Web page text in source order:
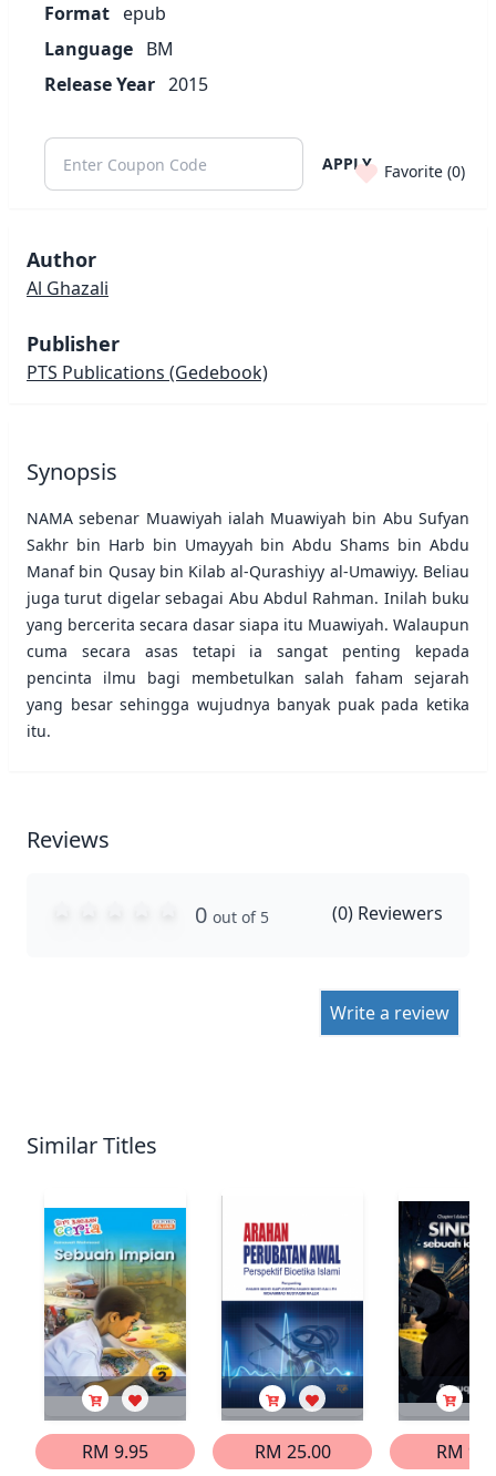
Format epub
Language BM
Release Year 2015
APPLY Favorite (0)
Author
Al Ghazali
Publisher
PTS Publications (Gedebook)
Synopsis
NAMA sebenar Muawiyah ialah Muawiyah bin Abu Sufyan
Sakhr bin Harb bin Umayyah bin Abdu Shams bin Abdu
Manaf bin Qusay bin Kilab al-Qurashiyy al-Umawiyy. Beliau
juga turut digelar sebagai Abu Abdul Rahman. Inilah buku
yang bercerita secara dasar siapa itu Muawiyah. Walaupun
cuma secara asas tetapi ia sangat penting kepada
pencinta ilmu bagi membetulkan salah faham sejarah
yang besar sehingga wujudnya banyak puak pada ketika
itu.
Reviews
0 out of 5 (0) Reviewers
Write a review
Similar Titles
RM 9.95
RM 25.00
RM